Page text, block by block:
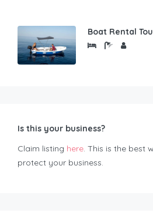
Boat Rental
Is this your business?
Claim listing here. This is the best
protect your business.